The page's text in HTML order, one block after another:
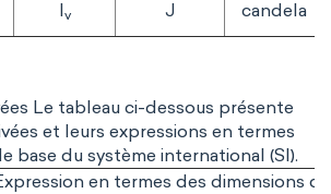
Iv J candela
Le tableau ci-dessous présente
et leurs expressions en termes
base du système international (SI).
en termes des dimensions